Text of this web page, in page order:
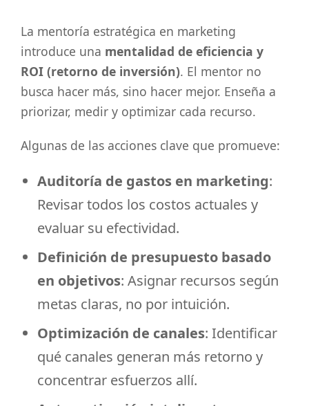
La mentoría estratégica en marketing
introduce una mentalidad de eficiencia y
ROI (retorno de inversión). El mentor no
busca hacer más, sino hacer mejor. Enseña a
priorizar, medir y optimizar cada recurso.
Algunas de las acciones clave que promueve:
Auditoría de gastos en marketing:
Revisar todos los costos actuales y
evaluar su efectividad.
Definición de presupuesto basado
en objetivos: Asignar recursos según
metas claras, no por intuición.
Optimización de canales: Identificar
qué canales generan más retorno y
concentrar esfuerzos allí.